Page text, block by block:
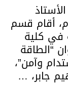
أقام قسم
في كلية
“الطاقة
وآمن”،
جابر، …